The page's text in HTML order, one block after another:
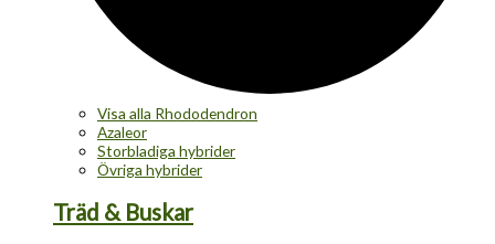
Visa alla Rhododendron
Azaleor
Storbladiga hybrider
Övriga hybrider
Träd & Buskar